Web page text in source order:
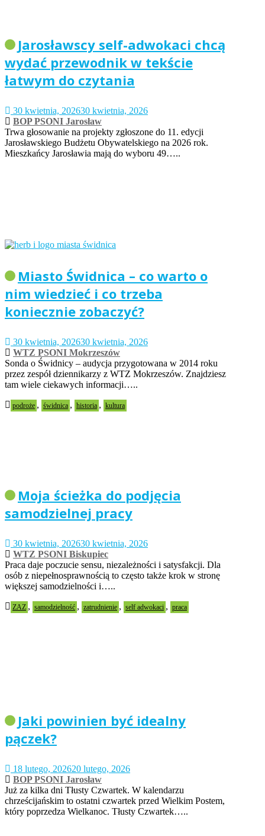
Jarosławscy self-adwokaci chcą
wydać przewodnik w tekście
łatwym do czytania
30 kwietnia, 202630 kwietnia, 2026
BOP PSONI Jarosław
Trwa głosowanie na projekty zgłoszone do 11. edycji
Jarosławskiego Budżetu Obywatelskiego na 2026 rok.
Mieszkańcy Jarosławia mają do wyboru 49…..
Miasto Świdnica – co warto o
nim wiedzieć i co trzeba
koniecznie zobaczyć?
30 kwietnia, 202630 kwietnia, 2026
WTZ PSONI Mokrzeszów
Sonda o Świdnicy – audycja przygotowana w 2014 roku
przez zespół dziennikarzy z WTZ Mokrzeszów. Znajdziesz
tam wiele ciekawych informacji…..
podroże , świdnica , historia , kultura
Moja ścieżka do podjęcia
samodzielnej pracy
30 kwietnia, 202630 kwietnia, 2026
WTZ PSONI Biskupiec
Praca daje poczucie sensu, niezależności i satysfakcji. Dla
osób z niepełnosprawnością to często także krok w stronę
większej samodzielności i…..
ZAZ , samodzielność , zatrudnienie , self adwokaci , praca
Jaki powinien być idealny
pączek?
18 lutego, 202620 lutego, 2026
BOP PSONI Jarosław
Już za kilka dni Tłusty Czwartek. W kalendarzu
chrześcijańskim to ostatni czwartek przed Wielkim Postem,
który poprzedza Wielkanoc. Tłusty Czwartek…..